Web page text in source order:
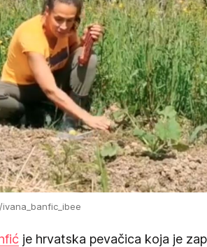
je hrvatska pevačica koja je